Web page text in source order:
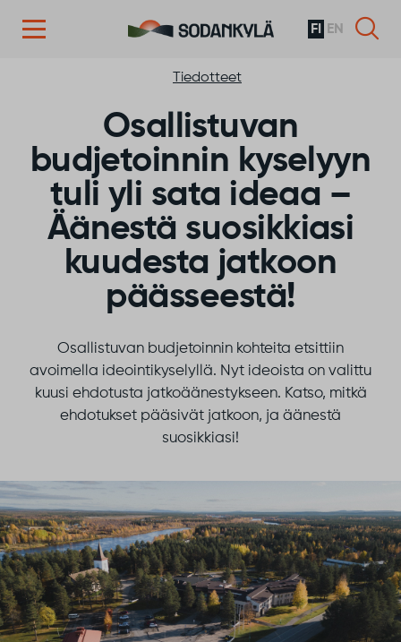
FI EN
Tiedotteet
Osallistuvan
budjetoinnin kyselyyn
tuli yli sata ideaa –
Äänestä suosikkiasi
kuudesta jatkoon
päässeestä!
Osallistuvan budjetoinnin kohteita etsittiin
avoimella ideointikyselyllä. Nyt ideoista on valittu
kuusi ehdotusta jatkoäänestykseen. Katso, mitkä
ehdotukset pääsivät jatkoon, ja äänestä
suosikkiasi!